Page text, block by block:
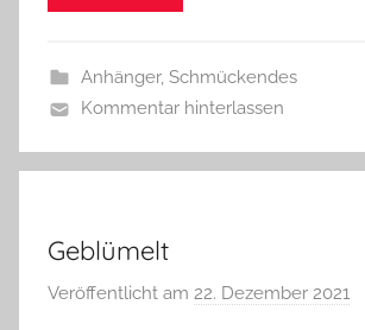
Anhänger, Schmückendes
Kommentar hinterlassen
Geblümelt
Veröffentlicht am 22. Dezember 2021